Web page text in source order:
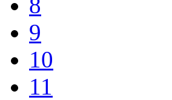
9
10
11